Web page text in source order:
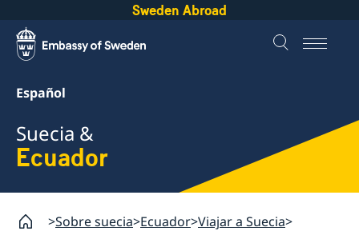
Sweden Abroad
Español
Suecia &
Ecuador
Sobre suecia Ecuador Viajar a Suecia